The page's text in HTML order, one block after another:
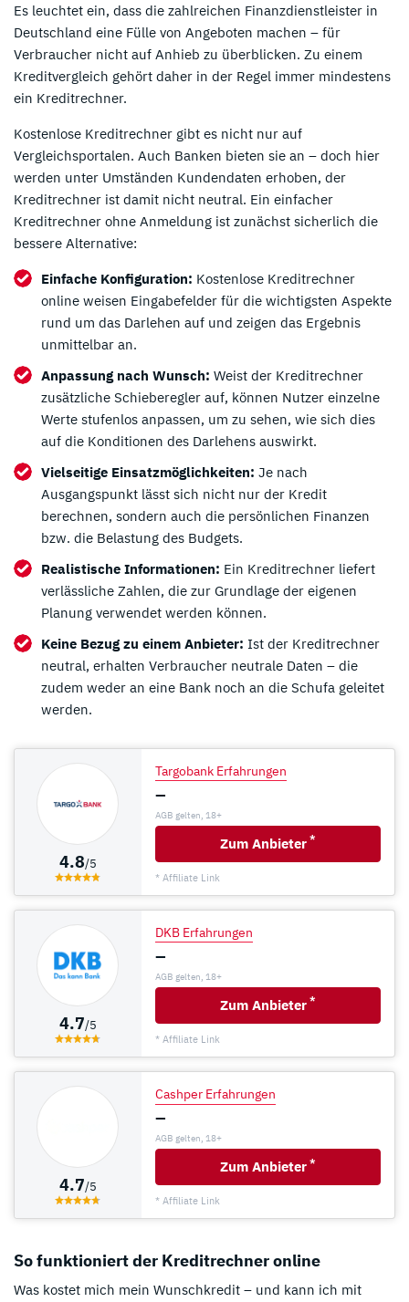
Es leuchtet ein, dass die zahlreichen Finanzdienstleister in
Deutschland eine Fülle von Angeboten machen – für
Verbraucher nicht auf Anhieb zu überblicken. Zu einem
Kreditvergleich gehört daher in der Regel immer mindestens
ein Kreditrechner.
Kostenlose Kreditrechner gibt es nicht nur auf
Vergleichsportalen. Auch Banken bieten sie an – doch hier
werden unter Umständen Kundendaten erhoben, der
Kreditrechner ist damit nicht neutral. Ein einfacher
Kreditrechner ohne Anmeldung ist zunächst sicherlich die
bessere Alternative:
Einfache Konfiguration: Kostenlose Kreditrechner
online weisen Eingabefelder für die wichtigsten Aspekte
rund um das Darlehen auf und zeigen das Ergebnis
unmittelbar an.
Anpassung nach Wunsch: Weist der Kreditrechner
zusätzliche Schieberegler auf, können Nutzer einzelne
Werte stufenlos anpassen, um zu sehen, wie sich dies
auf die Konditionen des Darlehens auswirkt.
Vielseitige Einsatzmöglichkeiten: Je nach
Ausgangspunkt lässt sich nicht nur der Kredit
berechnen, sondern auch die persönlichen Finanzen
bzw. die Belastung des Budgets.
Realistische Informationen: Ein Kreditrechner liefert
verlässliche Zahlen, die zur Grundlage der eigenen
Planung verwendet werden können.
Keine Bezug zu einem Anbieter: Ist der Kreditrechner
neutral, erhalten Verbraucher neutrale Daten – die
zudem weder an eine Bank noch an die Schufa geleitet
werden.
4.8/5
Targobank Erfahrungen
–
AGB gelten, 18+
Zum Anbieter *
* Affiliate Link
4.7/5
DKB Erfahrungen
–
AGB gelten, 18+
Zum Anbieter *
* Affiliate Link
4.7/5
Cashper Erfahrungen
–
AGB gelten, 18+
Zum Anbieter *
* Affiliate Link
So funktioniert der Kreditrechner online
Was kostet mich mein Wunschkredit – und kann ich mit